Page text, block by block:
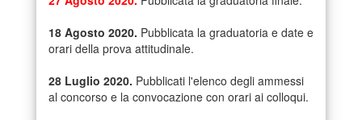
18 Agosto 2020. Pubblicata la graduatoria e date e
orari della prova attitudinale.
28 Luglio 2020. Pubblicati l'elenco degli ammessi
al concorso e la convocazione con orari ai colloqui.